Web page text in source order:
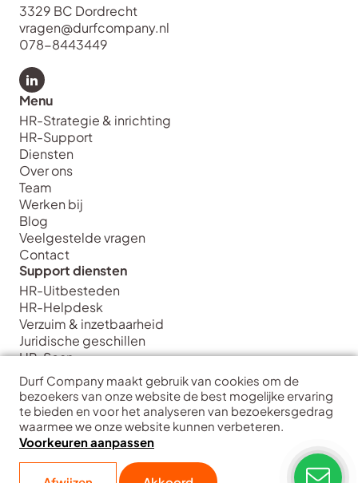
Durf Company maakt gebruik van cookies om de
bezoekers van onze website de best mogelijke ervaring
te bieden en voor het analyseren van bezoekersgedrag
waarmee we onze website kunnen verbeteren.
Voorkeuren aanpassen
3329 BC Dordrecht
vragen@durfcompany.nl
078-8443449
Bekijk LinkedIn van Durf Company
Menu
HR-Strategie & inrichting
HR-Support
Diensten
Over ons
Team
Werken bij
Blog
Veelgestelde vragen
Contact
Support diensten
HR-Uitbesteden
HR-Helpdesk
Verzuim & inzetbaarheid
Juridische geschillen
HR-Scan
Strategie diensten
HR Strategie & Inrichting
HR Transformatie & Implementatie
HR Training & Coaching
HR Data & Analytics
Interim HR